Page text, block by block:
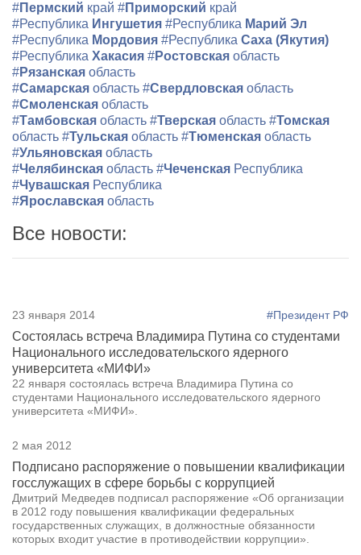
#Пермский край #Приморский край
#Республика Ингушетия #Республика Марий Эл
#Республика Мордовия #Республика Саха (Якутия)
#Республика Хакасия #Ростовская область
#Рязанская область
#Самарская область #Свердловская область
#Смоленская область
#Тамбовская область #Тверская область #Томская
область #Тульская область #Тюменская область
#Ульяновская область
#Челябинская область #Чеченская Республика
#Чувашская Республика
#Ярославская область
Все новости:
23 января 2014 #Президент РФ
Состоялась встреча Владимира Путина со студентами
Национального исследовательского ядерного
университета «МИФИ»
22 января состоялась встреча Владимира Путина со
студентами Национального исследовательского ядерного
университета «МИФИ».
2 мая 2012
Подписано распоряжение о повышении квалификации
госслужащих в сфере борьбы с коррупцией
Дмитрий Медведев подписал распоряжение «Об организации
в 2012 году повышения квалификации федеральных
государственных служащих, в должностные обязанности
которых входит участие в противодействии коррупции».